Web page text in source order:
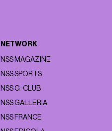
NETWORK
NSS MAGAZINE
NSS SPORTS
NSS G-CLUB
NSS GALLERIA
NSS FRANCE